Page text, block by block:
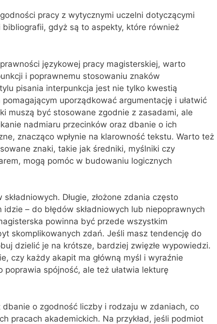
pracy z wytycznymi uczelni dotyczącymi
gdyż są to aspekty, które również
językowej pracy magisterskiej, warto
i poprawnemu stosowaniu znaków
pisania interpunkcja jest nie tylko kwestią
uporządkować argumentację i ułatwić
muszą być stosowane zgodnie z zasadami, ale
nadmiaru przecinków oraz dbanie o ich
znacząco wpłynie na klarowność tekstu. Warto też
znaki, takie jak średniki, myślniki czy
mogą pomóc w budowaniu logicznych
Długie, złożone zdania często
– do błędów składniowych lub niepoprawnych
powinna być przede wszystkim
skomplikowanych zdań. Jeśli masz tendencję do
dzielić je na krótsze, bardziej zwięzłe wypowiedzi.
czy każdy akapit ma główną myśl i wyraźnie
spójność, ale też ułatwia lekturę
o zgodność liczby i rodzaju w zdaniach, co
pracach akademickich. Na przykład, jeśli podmiot